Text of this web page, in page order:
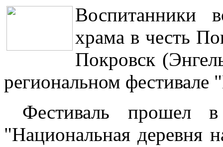
Воспитанники
храма в честь
Покровск
региональном фестивале
Фестиваль прошел в
"Национальная деревня